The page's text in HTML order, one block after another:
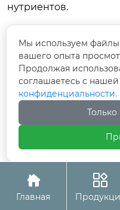
нутриентов.
представленная в
как современные
адаптировать
высокие требования
Стабильность
разнообразие
масла надежным
Не бойтесь
малого: замените

Главная

Мы используем
вашего опыта
Продолжая
соглашаетесь с нашей
конфиденциальности.